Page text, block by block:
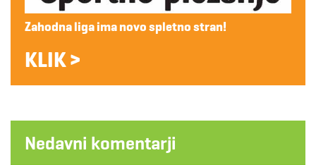
Zahodna liga ima novo spletno stran!
KLIK >
Nedavni komentarji